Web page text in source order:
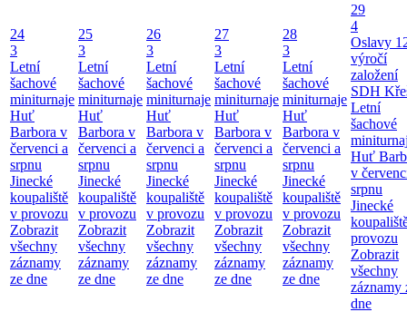
24
3
Letní
šachové
miniturnaje
Huť
Barbora v
červenci a
srpnu
Jinecké
koupaliště
v provozu
Zobrazit
všechny
záznamy
ze dne
25
3
Letní
šachové
miniturnaje
Huť
Barbora v
červenci a
srpnu
Jinecké
koupaliště
v provozu
Zobrazit
všechny
záznamy
ze dne
26
3
Letní
šachové
miniturnaje
Huť
Barbora v
červenci a
srpnu
Jinecké
koupaliště
v provozu
Zobrazit
všechny
záznamy
ze dne
27
3
Letní
šachové
miniturnaje
Huť
Barbora v
červenci a
srpnu
Jinecké
koupaliště
v provozu
Zobrazit
všechny
záznamy
ze dne
28
3
Letní
šachové
miniturnaje
Huť
Barbora v
červenci a
srpnu
Jinecké
koupaliště
v provozu
Zobrazit
všechny
záznamy
ze dne
29
4
Oslavy
výročí
založení
SDH
Letní
šachové
Huť
v
srpnu
Jinecké
provozu
Zobrazit
všechny
záznamy
dne